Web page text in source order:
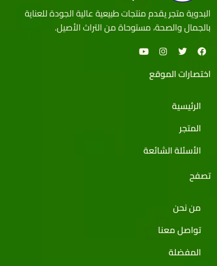
البدوية متجر يقدم منتجات طبيعية عالية الجودة للعناية
بالجمال والصحة، مستوحاة من التراث الأصيل.
اختصارات الموقع
الرئيسية
المتجر
الأسئلة الشائعة
تصفح
من نحن
تواصل معنا
المفضلة